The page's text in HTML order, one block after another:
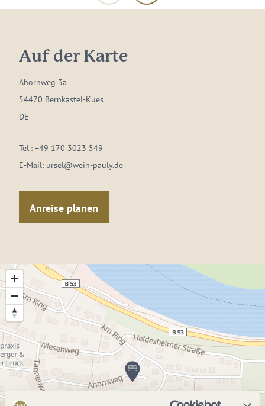
Auf der Karte
Ahornweg 3a
54470 Bernkastel-Kues
DE
Tel.: +49 170 3023 549
E-Mail: ursel@wein-pauly.de
Anreise planen